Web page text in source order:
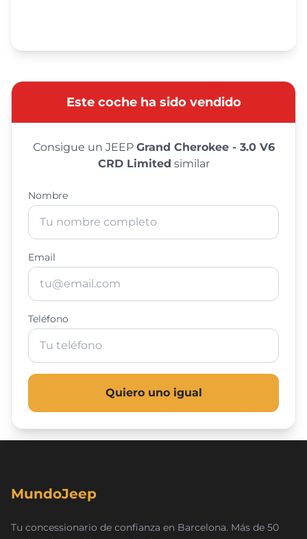
Este coche ha sido vendido
Consigue un JEEP Grand Cherokee - 3.0 V6
CRD Limited similar
Nombre
Email
Teléfono
Quiero uno igual
MundoJeep
Tu concessionario de confianza en Barcelona. Más de 50